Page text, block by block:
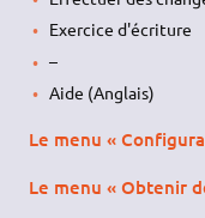
Exercice d'écriture
–
Aide (Anglais)
Le menu «
Le menu « Obtenir